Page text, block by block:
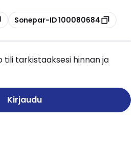
Kopioi
Sonepar-ID 100080684
tili tarkistaaksesi hinnan ja
Kirjaudu